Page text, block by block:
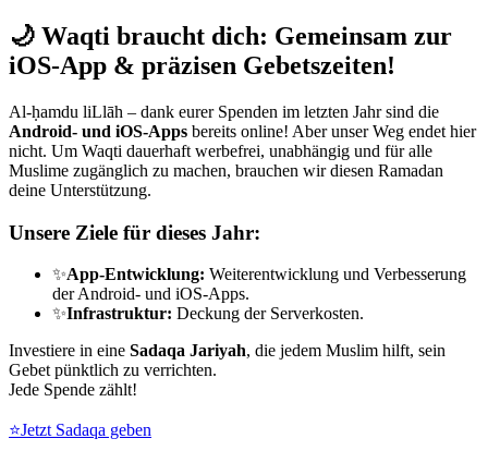
🌙 Waqti braucht dich: Gemeinsam zur
iOS-App & präzisen Gebetszeiten!
Al-ḥamdu liLlāh – dank eurer Spenden im letzten Jahr sind die
Android- und iOS-Apps bereits online! Aber unser Weg endet hier
nicht. Um Waqti dauerhaft werbefrei, unabhängig und für alle
Muslime zugänglich zu machen, brauchen wir diesen Ramadan
deine Unterstützung.
Unsere Ziele für dieses Jahr:
✨App-Entwicklung: Weiterentwicklung und Verbesserung
der Android- und iOS-Apps.
✨Infrastruktur: Deckung der Serverkosten.
Investiere in eine Sadaqa Jariyah, die jedem Muslim hilft, sein
Gebet pünktlich zu verrichten.
Jede Spende zählt!
⭐Jetzt Sadaqa geben